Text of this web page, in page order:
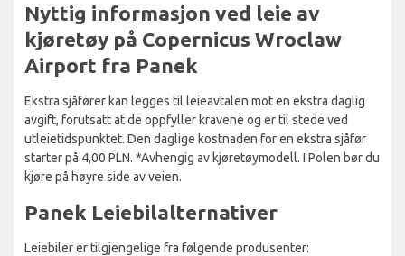
Nyttig informasjon ved leie av
kjøretøy på Copernicus Wroclaw
Airport fra Panek
Ekstra sjåfører kan legges til leieavtalen mot en ekstra daglig
avgift, forutsatt at de oppfyller kravene og er til stede ved
utleietidspunktet. Den daglige kostnaden for en ekstra sjåfør
starter på 4,00 PLN. *Avhengig av kjøretøymodell. I Polen bør du
kjøre på høyre side av veien.
Panek Leiebilalternativer
Leiebiler er tilgjengelige fra følgende produsenter: